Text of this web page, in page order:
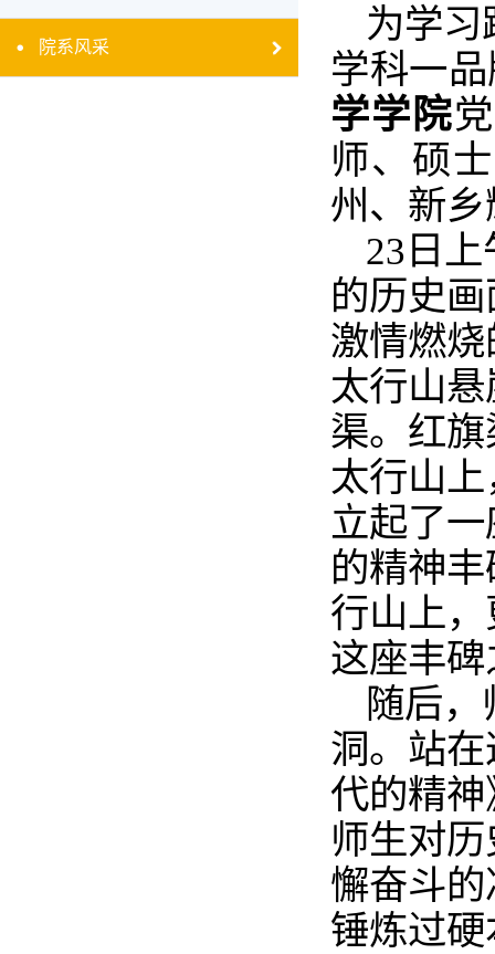
院系风采
为学
学科一
学学院
师、硕
州、新
23日
的历史
激情燃
太行山
渠。红
太行山
立起了
的精神
行山上
这座丰
随后
洞。站
代的精
师生对
懈奋斗
锤炼过